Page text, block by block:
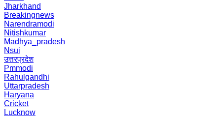
Jharkhand
Breakingnews
Narendramodi
Nitishkumar
Madhya_pradesh
Nsui
उत्तरप्रदेश
Pmmodi
Rahulgandhi
Uttarpradesh
Haryana
Cricket
Lucknow